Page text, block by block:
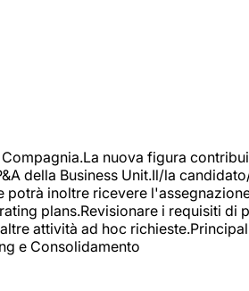
nuova figura
della Business Unit.Il/la
potrà inoltre ricevere
plans.Revisionare i requisiti di
attività ad hoc
e Consolidamento